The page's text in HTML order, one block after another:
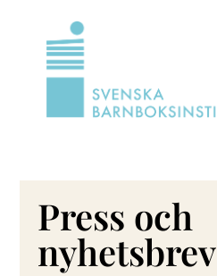
Press och
nyhetsbrev